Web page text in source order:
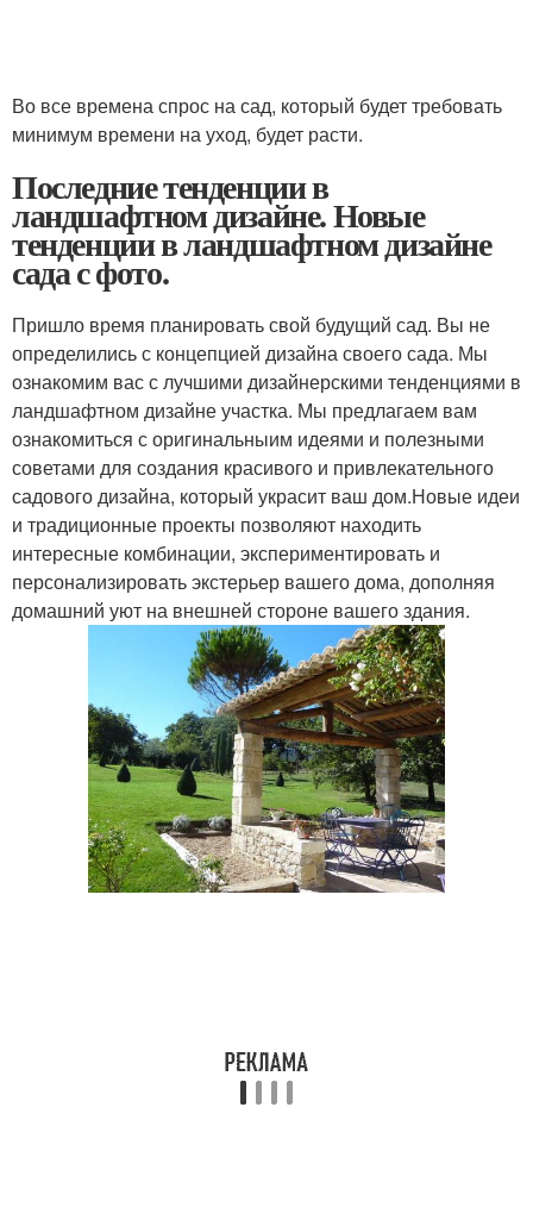
Во все времена спрос на сад, который будет требовать
минимум времени на уход, будет расти.
Последние тенденции в
ландшафтном дизайне. Новые
тенденции в ландшафтном дизайне
сада с фото.
Пришло время планировать свой будущий сад. Вы не
определились с концепцией дизайна своего сада. Мы
ознакомим вас с лучшими дизайнерскими тенденциями в
ландшафтном дизайне участка. Мы предлагаем вам
ознакомиться с оригинальныим идеями и полезными
советами для создания красивого и привлекательного
садового дизайна, который украсит ваш дом.Новые идеи
и традиционные проекты позволяют находить
интересные комбинации, экспериментировать и
персонализировать экстерьер вашего дома, дополняя
домашний уют на внешней стороне вашего здания.